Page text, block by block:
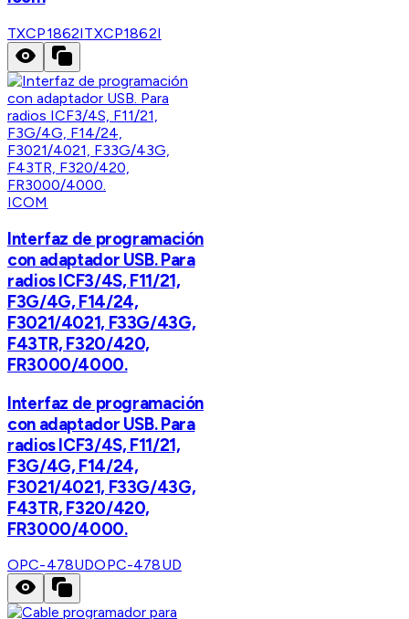
TXCP1862ITXCP1862I
ICOM
Interfaz de programación
con adaptador USB. Para
radios ICF3/4S, F11/21,
F3G/4G, F14/24,
F3021/4021, F33G/43G,
F43TR, F320/420,
FR3000/4000.
Interfaz de programación
con adaptador USB. Para
radios ICF3/4S, F11/21,
F3G/4G, F14/24,
F3021/4021, F33G/43G,
F43TR, F320/420,
FR3000/4000.
OPC-478UDOPC-478UD